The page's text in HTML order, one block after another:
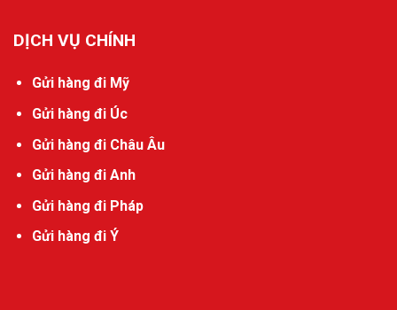
DỊCH VỤ CHÍNH
Gửi hàng đi Mỹ
Gửi hàng đi Úc
Gửi hàng đi Châu Âu
Gửi hàng đi Anh
Gửi hàng đi Pháp
Gửi hàng đi Ý